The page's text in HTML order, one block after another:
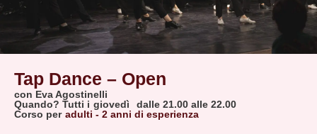
Tap Dance – Open
con Eva Agostinelli
Quando? Tutti i giovedì
dalle 21.00 alle 22.00
Corso per adulti - 2 anni di esperienza